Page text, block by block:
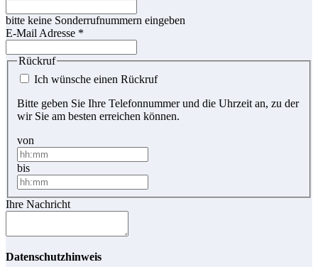
bitte keine Sonderrufnummern eingeben
E-Mail Adresse *
Rückruf
Ich wünsche einen Rückruf
Bitte geben Sie Ihre Telefonnummer und die Uhrzeit an, zu der
wir Sie am besten erreichen können.
von
bis
Ihre Nachricht
Datenschutzhinweis